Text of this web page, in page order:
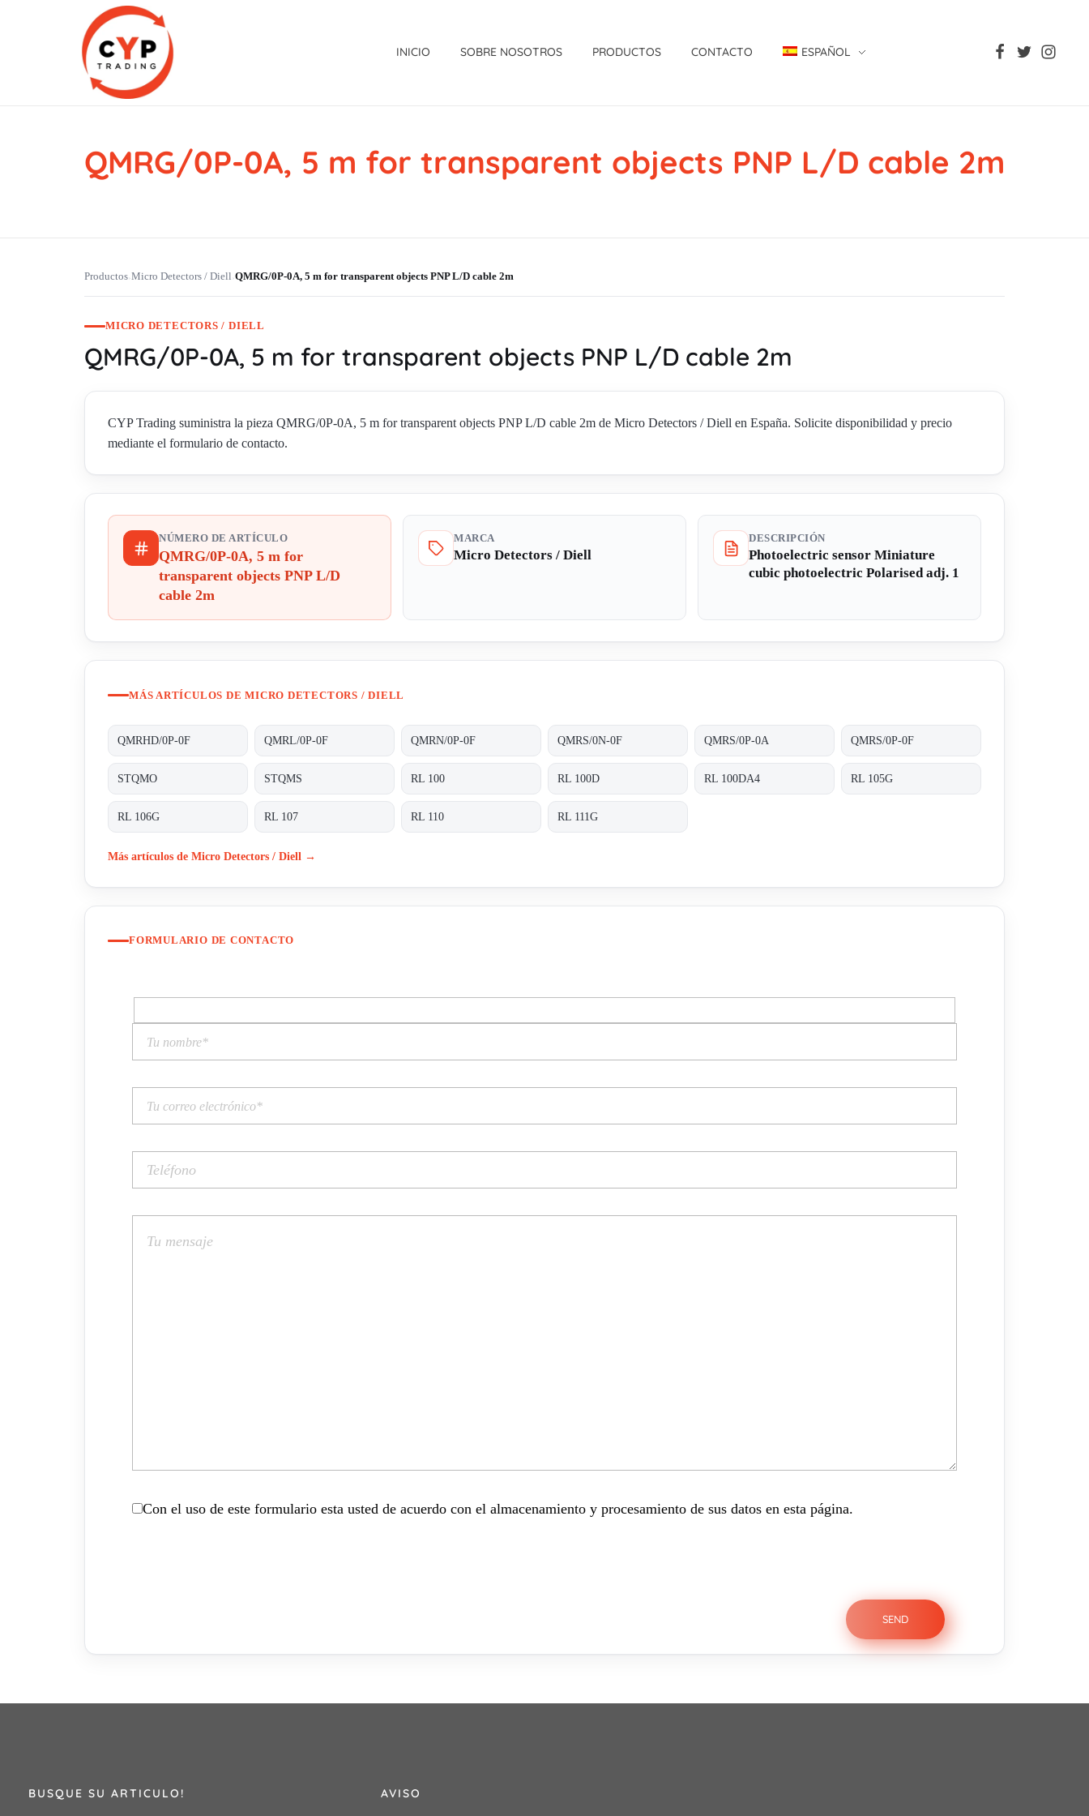
CYP Trading
Professionelle Ersatzteilbeschaffung
INICIO SOBRE NOSOTROS PRODUCTOS CONTACTO ESPAÑOL
QMRG/0P-0A, 5 m for transparent objects PNP L/D cable 2m
Productos›Micro Detectors / Diell›QMRG/0P-0A, 5 m for transparent objects PNP L/D cable 2m
MICRO DETECTORS / DIELL
QMRG/0P-0A, 5 m for transparent objects PNP L/D cable 2m
CYP Trading suministra la pieza QMRG/0P-0A, 5 m for transparent objects PNP L/D cable 2m de Micro Detectors / Diell en España. Solicite disponibilidad y precio
mediante el formulario de contacto.
NÚMERO DE ARTÍCULO
QMRG/0P-0A, 5 m for
transparent objects PNP L/D
cable 2m
MARCA
Micro Detectors / Diell
DESCRIPCIÓN
Photoelectric sensor Miniature
cubic photoelectric Polarised adj. 1
MÁS ARTÍCULOS DE MICRO DETECTORS / DIELL
QMRHD/0P-0F QMRL/0P-0F QMRN/0P-0F QMRS/0N-0F QMRS/0P-0A QMRS/0P-0F
STQMO STQMS RL 100 RL 100D RL 100DA4 RL 105G
RL 106G RL 107 RL 110 RL 111G
Más artículos de Micro Detectors / Diell →
FORMULARIO DE CONTACTO
Con el uso de este formulario esta usted de acuerdo con el almacenamiento y procesamiento de sus datos en esta página.
BUSQUE SU ARTICULO! AVISO